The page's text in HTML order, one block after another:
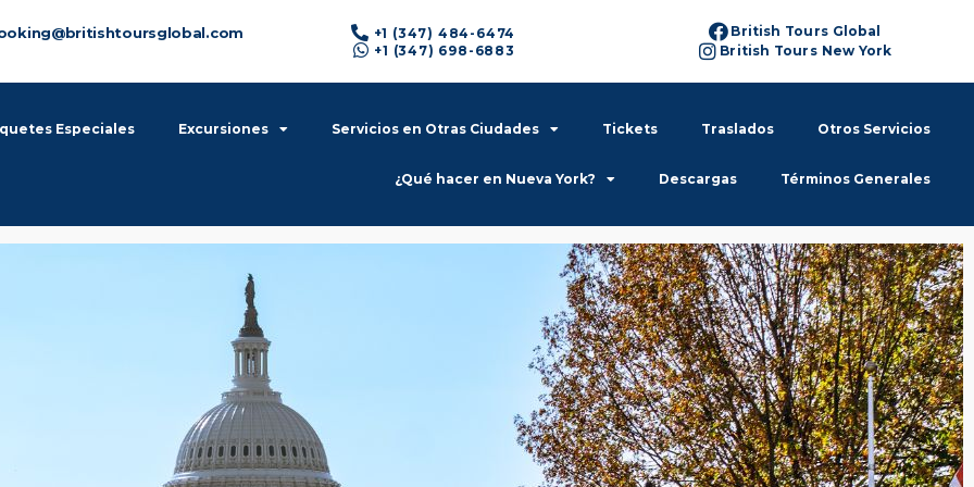
+1 (347) 484-6474
+1 (347) 698-6883
British Tours Global
British Tours New York
Especiales Excursiones Servicios en Otras Ciudades Tickets Traslados Otros Servicios
¿Qué hacer en Nueva York? Descargas Términos Generales